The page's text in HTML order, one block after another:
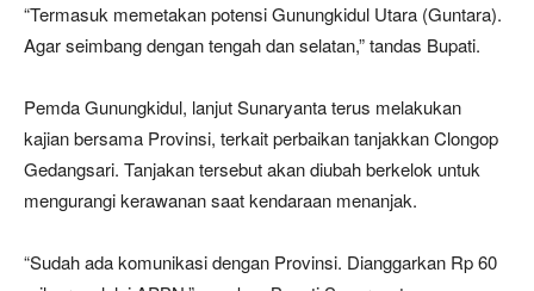
“Termasuk memetakan potensi Gunungkidul Utara (Guntara).
Agar seimbang dengan tengah dan selatan,” tandas Bupati.
Pemda Gunungkidul, lanjut Sunaryanta terus melakukan
kajian bersama Provinsi, terkait perbaikan tanjakkan Clongop
Gedangsari. Tanjakan tersebut akan diubah berkelok untuk
mengurangi kerawanan saat kendaraan menanjak.
“Sudah ada komunikasi dengan Provinsi. Dianggarkan Rp 60